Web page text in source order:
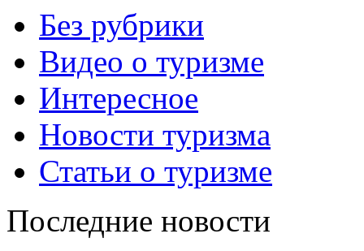
Без рубрики
Видео о туризме
Интересное
Новости туризма
Статьи о туризме
Последние новости